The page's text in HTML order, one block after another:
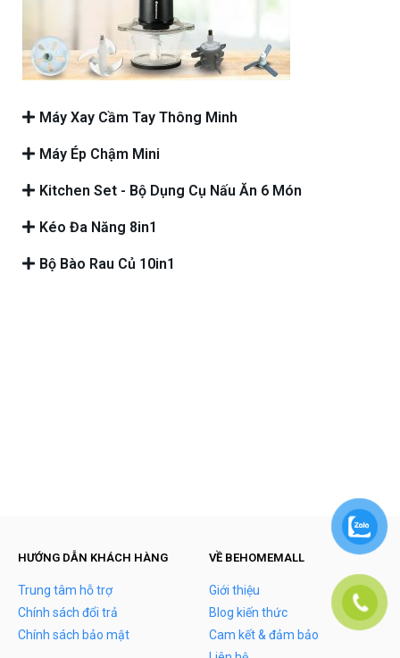
Máy Xay Cầm Tay Thông Minh
Máy Ép Chậm Mini
Kitchen Set - Bộ Dụng Cụ Nấu Ăn 6 Món
Kéo Đa Năng 8in1
Bộ Bào Rau Củ 10in1
HƯỚNG DẪN KHÁCH HÀNG
Trung tâm hỗ trợ
Chính sách đổi trả
Chính sách bảo mật
VỀ BEHOMEMALL
Giới thiệu
Blog kiến thức
Cam kết & đảm bảo